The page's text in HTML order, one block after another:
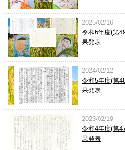
2025/02/16
令和6年度(第
果発表
2024/02/12
令和5年度(第
果発表
2023/02/19
令和4年度(第
果発表